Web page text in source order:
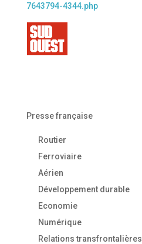
7643794-4344.php
Presse française
Routier
Ferroviaire
Aérien
Développement durable
Economie
Numérique
Relations transfrontalières